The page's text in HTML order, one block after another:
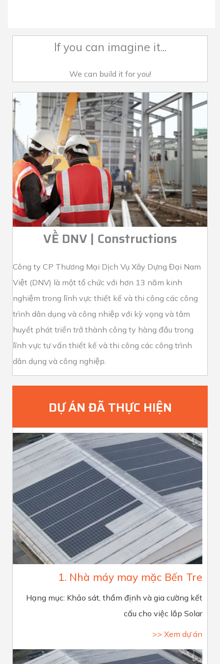
If you can imagine it...
We can build it for you!
VỀ DNV | Constructions
Công ty CP Thương Mại Dịch Vụ Xây Dựng Đại Nam
Việt (DNV) là một tổ chức với hơn 13 năm kinh
nghiệm trong lĩnh vực thiết kế và thi công các công
trình dân dụng và công nhiệp với kỳ vọng và tâm
huyết phát triển trở thành công ty hàng đầu trong
lĩnh vực tư vấn thiết kế và thi công các công trình
dân dụng và công nghiệp.
DỰ ÁN ĐÃ THỰC HIỆN
1. Nhà máy may mặc Bến Tre
Hạng mục: Khảo sát, thẩm định và gia cường kết
cấu cho việc lắp Solar
>> Xem dự án